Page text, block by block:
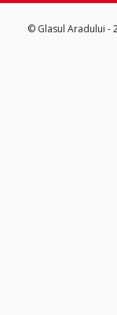
© Glasul Aradului -